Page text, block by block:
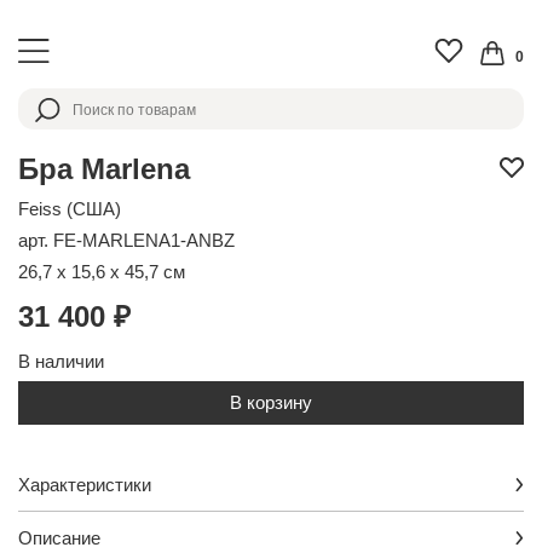
0
Бра Marlena
Feiss (США)
арт. FE-MARLENA1-ANBZ
26,7 x 15,6 x 45,7 см
31 400 ₽
В наличии
В корзину
Характеристики
Описание